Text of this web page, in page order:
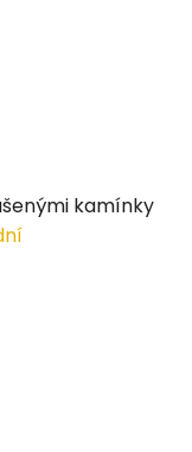
kamínky